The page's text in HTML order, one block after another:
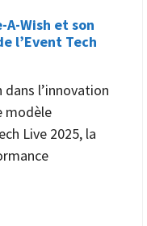
A-Wish et son
l’Event Tech
dans l’innovation
modèle
Live 2025, la